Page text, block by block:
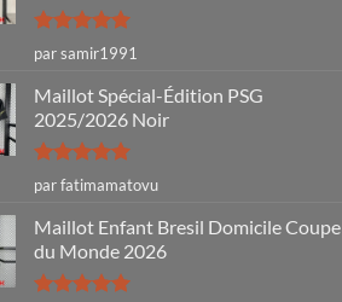
Note5sur
5
par samir1991
Maillot Spécial-Édition PSG
2025/2026 Noir
Note5sur
5
par fatimamatovu
Maillot Enfant Bresil Domicile Coupe
du Monde 2026